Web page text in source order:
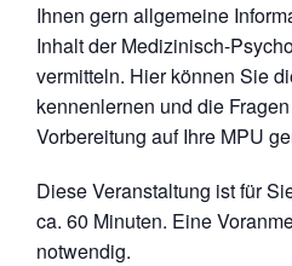
Ihnen gern allgemeine
Inhalt der Medizinisch-
vermitteln. Hier können Sie
kennenlernen und die
Vorbereitung auf Ihre MPU
Diese Veranstaltung ist für
ca. 60 Minuten. Eine
notwendig.